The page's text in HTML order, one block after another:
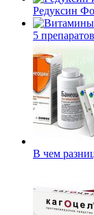
Редуксин
5
В чем